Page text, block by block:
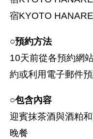
宿KYOTO
○預約方法
10天前從各預約網
約或利用電子郵件
○包含內容
迎賓抹茶酒與酒粕
晚餐